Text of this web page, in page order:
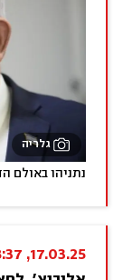
גלריה
נתניהו באולם
17.03.25, 08:37